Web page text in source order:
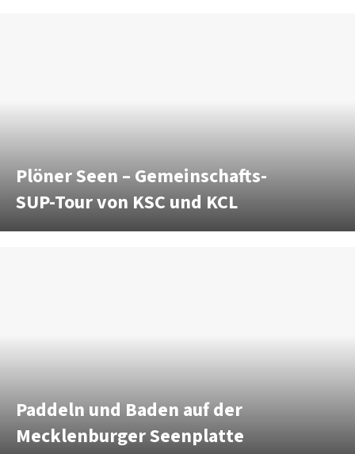
Plöner Seen – Gemeinschafts-
SUP-Tour von KSC und KCL
Paddeln und Baden auf der
Mecklenburger Seenplatte